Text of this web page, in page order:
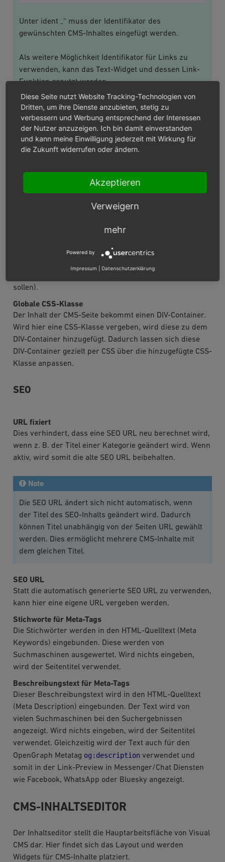
Unter ident „“ muss der Identifikator des
gewünschten CMS-Inhaltes eingefügt werden.
Als weitere Möglichkeit Identifikator für Links zu
verwenden, kann das Text-Widget und dessen Link-
Funktion genutzt werden.
LAYOUT
Überschrift verbergen
Hiermit wird der Titel, der per Standard auf jeder CMS-
Inhalte, die per URL aufgerufen werden sollen).
Sidebar ausgegeben (nur relevant für CMS-Inhalte, die
Mit Setzen dieser Option wird die optische
Hervorhebung des Inhaltsbereiches deaktiviert (nur
sollen).
Globale CSS-Klasse
Der Inhalt der CMS-Seite bekommt einen DIV-Container.
Wird hier eine CSS-Klasse vergeben, wird diese zu dem
DIV-Container hinzugefügt. Dadurch lassen sich diese
DIV-Container gezielt per CSS über die hinzugefügte CSS-
Klasse anpassen.
SEO
URL fixiert
Dies verhindert, dass eine SEO URL neu berechnet wird,
wenn z. B. der Titel einer Kategorie geändert wird. Wenn
aktiv, wird somit die alte SEO URL beibehalten.
Note
Die SEO URL ändert sich nicht automatisch, wenn
der Titel des SEO-Inhalts geändert wird. Dadurch
können Titel unabhängig von der Seiten URL gewählt
werden. Dies ermöglicht mehrere CMS-Inhalte mit
dem gleichen Titel.
SEO URL
Statt die automatisch generierte SEO URL zu verwenden,
kann hier eine eigene URL vergeben werden.
Stichworte für Meta-Tags
Die Stichwörter werden in den HTML-Quelltext (Meta
Keywords) eingebunden. Diese werden von
Suchmaschinen ausgewertet. Wird nichts eingeben,
wird der Seitentitel verwendet.
Beschreibungstext für Meta-Tags
Dieser Beschreibungstext wird in den HTML-Quelltext
(Meta Description) eingebunden. Der Text wird von
vielen Suchmaschinen bei den Suchergebnissen
angezeigt. Wird nichts eingeben, wird der Seitentitel
verwendet. Gleichzeitig wird der Text auch für den
OpenGraph Metatag og:description verwendet und
somit in der Link-Preview in Messenger/Chat Diensten
wie Facebook, WhatsApp oder Bluesky angezeigt.
CMS-INHALTSEDITOR
Der Inhaltseditor stellt die Hauptarbeitsfläche von Visual
CMS dar. Hier findet sich das Layout und werden
Widgets für CMS-Inhalte platziert.
Diese Seite nutzt Website Tracking-Technologien von
Dritten, um ihre Dienste anzubieten, stetig zu
verbessern und Werbung entsprechend der Interessen
der Nutzer anzuzeigen. Ich bin damit einverstanden
und kann meine Einwilligung jederzeit mit Wirkung für
die Zukunft widerrufen oder ändern.
Akzeptieren
Verweigern
mehr
Powered by
Impressum Datenschutzerklärung